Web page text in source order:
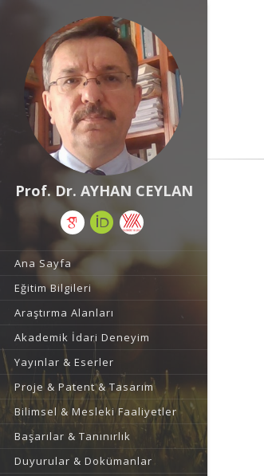
Prof. Dr. AYHAN CEYLAN
Ana Sayfa
Eğitim Bilgileri
Araştırma Alanları
Akademik İdari Deneyim
Yayınlar & Eserler
Proje & Patent & Tasarım
Bilimsel & Mesleki Faaliyetler
Başarılar & Tanınırlık
Duyurular & Dokümanlar